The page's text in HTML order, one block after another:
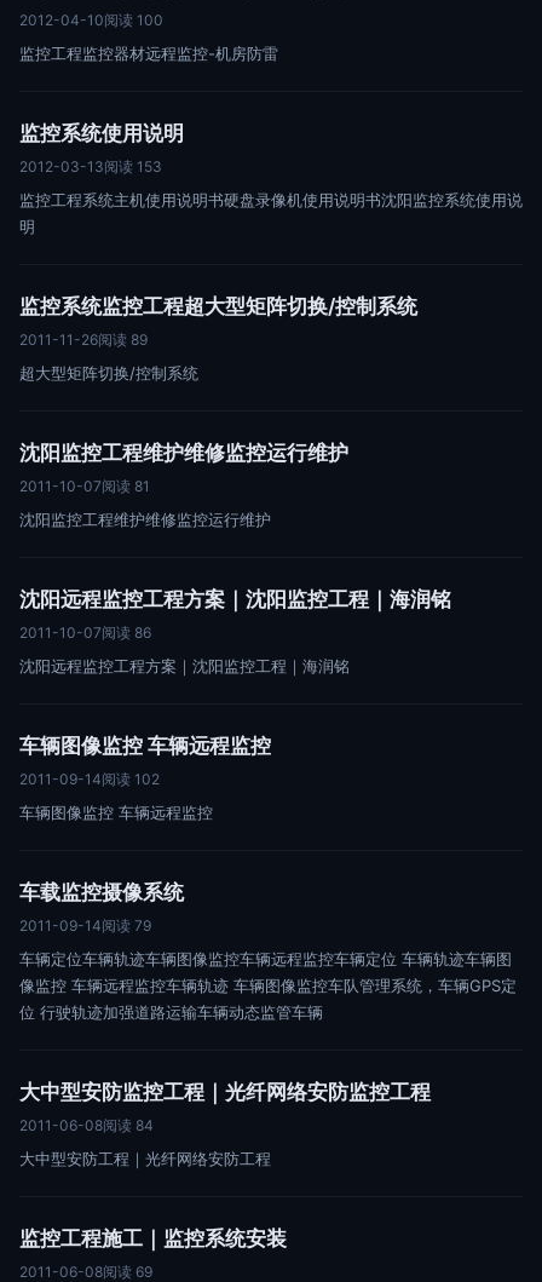
2012-04-10阅读 100
监控工程监控器材远程监控-机房防雷
监控系统使用说明
2012-03-13阅读 153
监控工程系统主机使用说明书硬盘录像机使用说明书沈阳监控系统使用说
明
监控系统监控工程超大型矩阵切换/控制系统
2011-11-26阅读 89
超大型矩阵切换/控制系统
沈阳监控工程维护维修监控运行维护
2011-10-07阅读 81
沈阳监控工程维护维修监控运行维护
沈阳远程监控工程方案｜沈阳监控工程｜海润铭
2011-10-07阅读 86
沈阳远程监控工程方案｜沈阳监控工程｜海润铭
车辆图像监控 车辆远程监控
2011-09-14阅读 102
车辆图像监控 车辆远程监控
车载监控摄像系统
2011-09-14阅读 79
车辆定位车辆轨迹车辆图像监控车辆远程监控车辆定位 车辆轨迹车辆图
像监控 车辆远程监控车辆轨迹 车辆图像监控车队管理系统，车辆GPS定
位 行驶轨迹加强道路运输车辆动态监管车辆
大中型安防监控工程｜光纤网络安防监控工程
2011-06-08阅读 84
大中型安防工程｜光纤网络安防工程
监控工程施工｜监控系统安装
2011-06-08阅读 69